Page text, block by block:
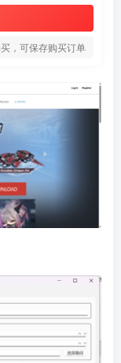
，可保存购买订单